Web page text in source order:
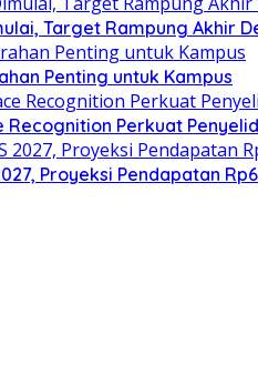
Target Rampung Akhir
Penting untuk Kampus
Perkuat
Proyeksi Pendapatan